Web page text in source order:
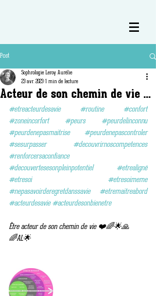
Post
Acteur de son chemin de vie ...
Sophrologie Leroy Aurélie
23 avr. 2023 1 min de lecture
#etreacteurdesavie #routine
#confort
#zoneincorfort
#peurs
#peurdelinconnu
#peurdenepasmaitrise
#peurdenepascontroler
#sesurpasser
#decouvrirnoscompetences
#renforcersaconfiance
#decouvertesesonpleinpotentiel
#etrealigné
#etresoi
#etresoimeme
#nepasavoirderegretdanssavie
#etremaitreabord
#acteurdesavie #acteurdesonbienetre
Être acteur de son chemin de vie ❤️🌈🌟🙏
🌈AL🌟